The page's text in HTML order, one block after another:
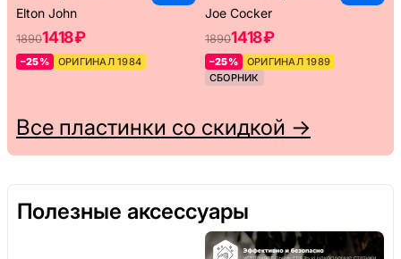
Elton John
18901418 ₽
–25% ОРИГИНАЛ 1984
Joe Cocker
18901418 ₽
–25%
ОРИГИНАЛ 1989
СБОРНИК
Все пластинки со скидкой →
Полезные аксессуары